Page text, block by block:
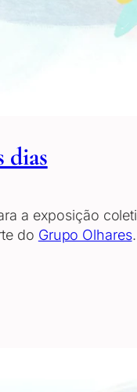
dias
a exposição
do Grupo Olhares.